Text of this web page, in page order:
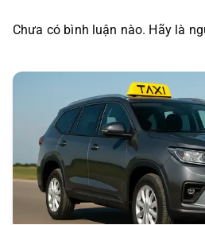
Chưa có bình luận nào. Hãy là